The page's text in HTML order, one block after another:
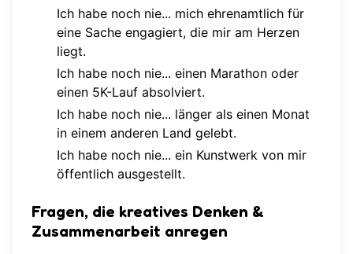
Ich habe noch nie... mich ehrenamtlich für
eine Sache engagiert, die mir am Herzen
liegt.
Ich habe noch nie... einen Marathon oder
einen 5K-Lauf absolviert.
Ich habe noch nie... länger als einen Monat
in einem anderen Land gelebt.
Ich habe noch nie... ein Kunstwerk von mir
öffentlich ausgestellt.
Fragen, die kreatives Denken &
Zusammenarbeit anregen